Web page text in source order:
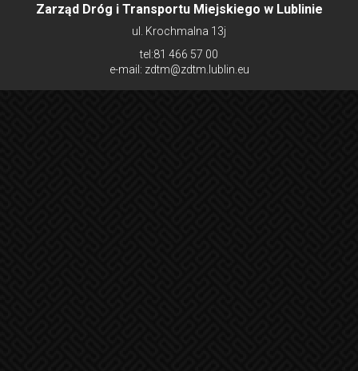
Zarząd Dróg i Transportu Miejskiego w Lublinie
ul. Krochmalna 13j
tel:81 466 57 00
e-mail: zdtm@zdtm.lublin.eu